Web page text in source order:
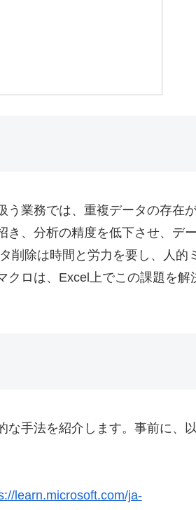
業務では、重複データの存在
き、分析の精度を低下させ、デ
削除は時間と労力を要し、人的
ロは、Excel上でこの課題を解
手法を紹介します。事前に、
learn.microsoft.com/ja-